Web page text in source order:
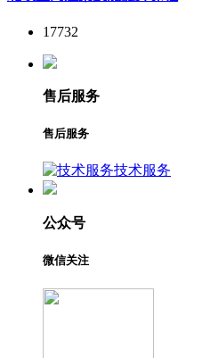
17732
售后服务
售后服务
技术服务
公众号
微信关注